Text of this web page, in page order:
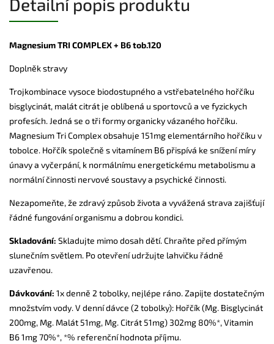
Detailní popis produktu
Magnesium TRI COMPLEX + B6 tob.120
Doplněk stravy
Trojkombinace vysoce biodostupného a vstřebatelného hořčíku
bisglycinát, malát citrát je oblíbená u sportovců a ve fyzickych
profesích. Jedná se o tři formy organicky vázaného hořčíku.
Magnesium Tri Complex obsahuje 151mg elementárního hořčíku v
tobolce. Hořčík společně s vitamínem B6 přispívá ke snížení míry
únavy a vyčerpání, k normálnímu energetickému metabolismu a
normální činnosti nervové soustavy a psychické činnosti.
Nezapomeňte, že zdravý způsob života a vyvážená strava zajišťují
řádné fungování organismu a dobrou kondici.
Skladování: Skladujte mimo dosah dětí. Chraňte před přímým
slunečním světlem. Po otevření udržujte lahvičku řádně
uzavřenou.
Dávkování: 1x denně 2 tobolky, nejlépe ráno. Zapijte dostatečným
množstvím vody. V denní dávce (2 tobolky): Hořčík (Mg. Bisglycinát
200mg, Mg. Malát 51mg, Mg. Citrát 51mg) 302mg 80%*, Vitamin
B6 1mg 70%*, *% referenční hodnota příjmu.